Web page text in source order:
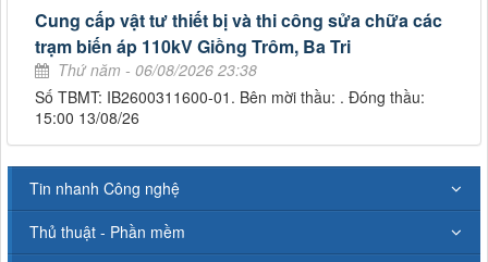
Cung cấp vật tư thiết bị và thi công sửa chữa các
trạm biến áp 110kV Giồng Trôm, Ba Tri
Thứ năm - 06/08/2026 23:38
Số TBMT: IB2600311600-01. Bên mời thầu: . Đóng thầu:
15:00 13/08/26
Tin nhanh Công nghệ
Thủ thuật - Phần mềm